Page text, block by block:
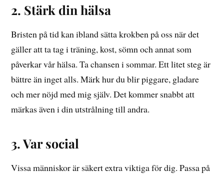
2. Stärk din hälsa
Bristen på tid kan ibland sätta krokben på oss när det
gäller att ta tag i träning, kost, sömn och annat som
påverkar vår hälsa. Ta chansen i sommar. Ett litet steg är
bättre än inget alls. Märk hur du blir piggare, gladare
och mer nöjd med mig själv. Det kommer snabbt att
märkas även i din utstrålning till andra.
3. Var social
Vissa människor är säkert extra viktiga för dig. Passa på